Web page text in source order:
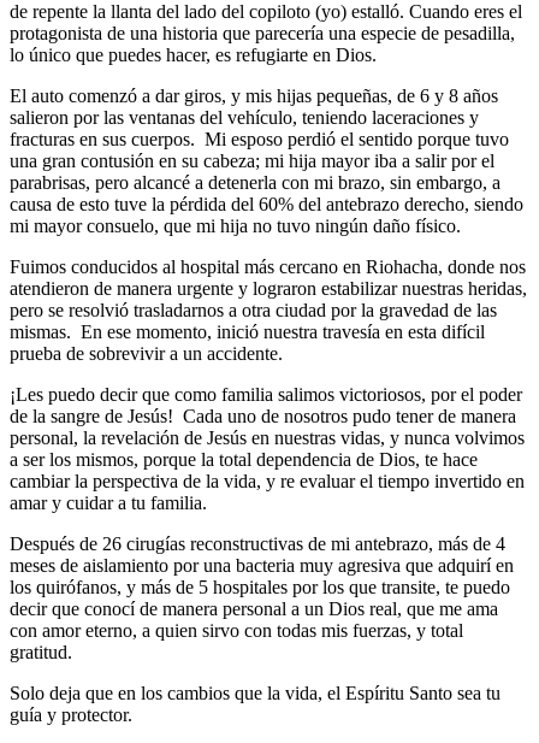
de repente la llanta del lado del copiloto (yo) estalló. Cuando eres el
protagonista de una historia que parecería una especie de pesadilla,
lo único que puedes hacer, es refugiarte en Dios.
El auto comenzó a dar giros, y mis hijas pequeñas, de 6 y 8 años
salieron por las ventanas del vehículo, teniendo laceraciones y
fracturas en sus cuerpos. Mi esposo perdió el sentido porque tuvo
una gran contusión en su cabeza; mi hija mayor iba a salir por el
parabrisas, pero alcancé a detenerla con mi brazo, sin embargo, a
causa de esto tuve la pérdida del 60% del antebrazo derecho, siendo
mi mayor consuelo, que mi hija no tuvo ningún daño físico.
Fuimos conducidos al hospital más cercano en Riohacha, donde nos
atendieron de manera urgente y lograron estabilizar nuestras heridas,
pero se resolvió trasladarnos a otra ciudad por la gravedad de las
mismas. En ese momento, inició nuestra travesía en esta difícil
prueba de sobrevivir a un accidente.
¡Les puedo decir que como familia salimos victoriosos, por el poder
de la sangre de Jesús! Cada uno de nosotros pudo tener de manera
personal, la revelación de Jesús en nuestras vidas, y nunca volvimos
a ser los mismos, porque la total dependencia de Dios, te hace
cambiar la perspectiva de la vida, y re evaluar el tiempo invertido en
amar y cuidar a tu familia.
Después de 26 cirugías reconstructivas de mi antebrazo, más de 4
meses de aislamiento por una bacteria muy agresiva que adquirí en
los quirófanos, y más de 5 hospitales por los que transite, te puedo
decir que conocí de manera personal a un Dios real, que me ama
con amor eterno, a quien sirvo con todas mis fuerzas, y total
gratitud.
Solo deja que en los cambios que la vida, el Espíritu Santo sea tu
guía y protector.